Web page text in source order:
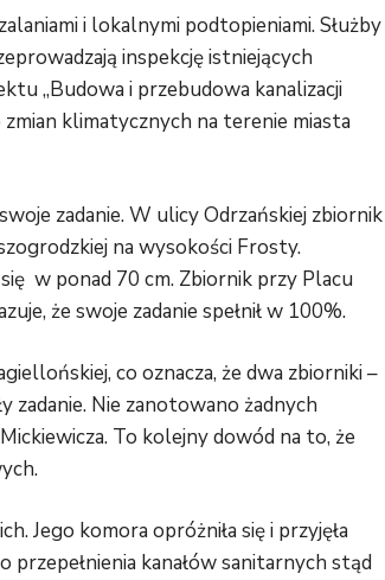
i lokalnymi podtopieniami. Służby
inspekcję istniejących
„Budowa i przebudowa kanalizacji
klimatycznych na terenie miasta
zadanie. W ulicy Odrzańskiej zbiornik
na wysokości Frosty.
w ponad 70 cm. Zbiornik przy Placu
że swoje zadanie spełnił w 100%.
co oznacza, że dwa zbiorniki –
zadanie. Nie zanotowano żadnych
To kolejny dowód na to, że
Jego komora opróżniła się i przyjęła
przepełnienia kanałów sanitarnych stąd